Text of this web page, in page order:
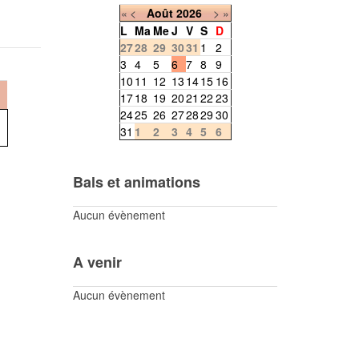
«< Août 2026 >»
L Ma MeJ V S D
2728 29 3031 1
2
3 4 5 6 7 8 9
10 11 12 13 1415 16
1718 19 2021 22 23
2425 26 27282930
31 1 2 3 4 5 6
Bals et animations
Aucun évènement
A venir
Aucun évènement